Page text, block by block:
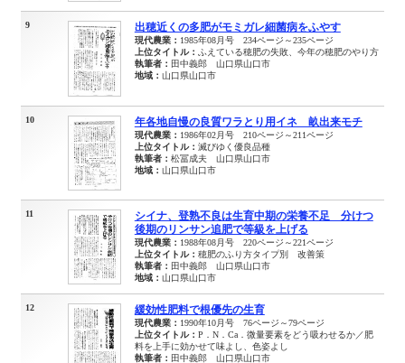
9 出穂近くの多肥がモミガレ細菌病をふやす
現代農業： 1985年08月号 234ページ～235ページ
上位タイトル： ふえている穂肥の失敗、今年の穂肥のやり方
執筆者： 田中義郎 山口県山口市
地域： 山口県山口市
10 年各地自慢の良質ワラとり用イネ 畝出来モチ
現代農業： 1986年02月号 210ページ～211ページ
上位タイトル： 滅びゆく優良品種
執筆者： 松冨成夫 山口県山口市
地域： 山口県山口市
11
シイナ、登熟不良は生育中期の栄養不足 分けつ
後期のリンサン追肥で等級を上げる
現代農業： 1988年08月号 220ページ～221ページ
上位タイトル： 穂肥のふり方タイプ別 改善策
執筆者： 田中義郎 山口県山口市
地域： 山口県山口市
12 緩効性肥料で根優先の生育
現代農業： 1990年10月号 76ページ～79ページ
上位タイトル： P．N．Ca．微量要素をどう吸わせるか／肥
料を上手に効かせて味よし、色姿よし
執筆者： 田中義郎 山口県山口市